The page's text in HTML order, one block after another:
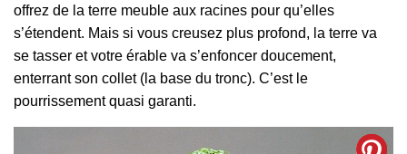
offrez de la terre meuble aux racines pour qu’elles
s’étendent. Mais si vous creusez plus profond, la terre va
se tasser et votre érable va s’enfoncer doucement,
enterrant son collet (la base du tronc). C’est le
pourrissement quasi garanti.